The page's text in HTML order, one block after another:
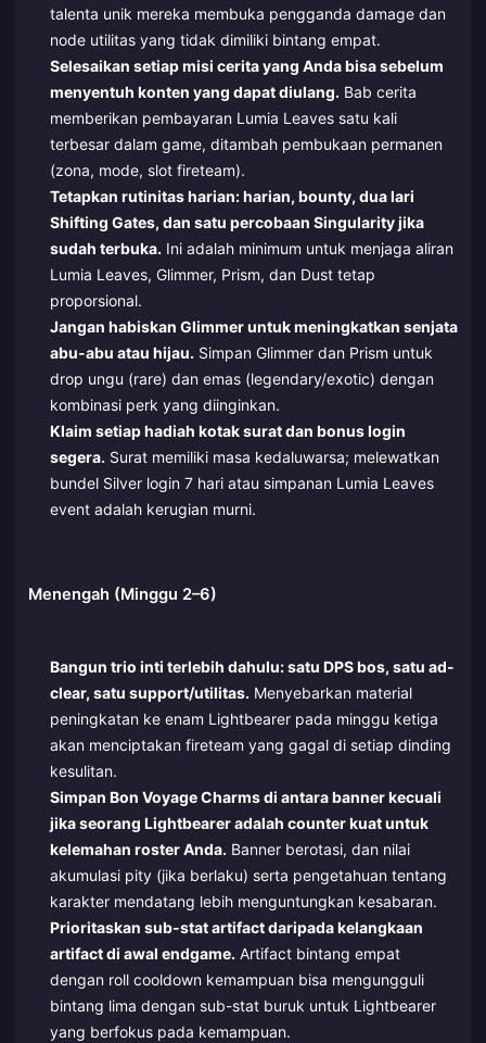
talenta unik mereka membuka pengganda damage dan
node utilitas yang tidak dimiliki bintang empat.
Selesaikan setiap misi cerita yang Anda bisa sebelum
menyentuh konten yang dapat diulang. Bab cerita
memberikan pembayaran Lumia Leaves satu kali
terbesar dalam game, ditambah pembukaan permanen
(zona, mode, slot fireteam).
Tetapkan rutinitas harian: harian, bounty, dua lari
Shifting Gates, dan satu percobaan Singularity jika
sudah terbuka. Ini adalah minimum untuk menjaga aliran
Lumia Leaves, Glimmer, Prism, dan Dust tetap
proporsional.
Jangan habiskan Glimmer untuk meningkatkan senjata
abu-abu atau hijau. Simpan Glimmer dan Prism untuk
drop ungu (rare) dan emas (legendary/exotic) dengan
kombinasi perk yang diinginkan.
Klaim setiap hadiah kotak surat dan bonus login
segera. Surat memiliki masa kedaluwarsa; melewatkan
bundel Silver login 7 hari atau simpanan Lumia Leaves
event adalah kerugian murni.
Menengah (Minggu 2–6)
Bangun trio inti terlebih dahulu: satu DPS bos, satu ad-
clear, satu support/utilitas. Menyebarkan material
peningkatan ke enam Lightbearer pada minggu ketiga
akan menciptakan fireteam yang gagal di setiap dinding
kesulitan.
Simpan Bon Voyage Charms di antara banner kecuali
jika seorang Lightbearer adalah counter kuat untuk
kelemahan roster Anda. Banner berotasi, dan nilai
akumulasi pity (jika berlaku) serta pengetahuan tentang
karakter mendatang lebih menguntungkan kesabaran.
Prioritaskan sub-stat artifact daripada kelangkaan
artifact di awal endgame. Artifact bintang empat
dengan roll cooldown kemampuan bisa mengungguli
bintang lima dengan sub-stat buruk untuk Lightbearer
yang berfokus pada kemampuan.